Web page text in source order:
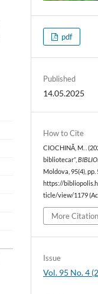
pdf
Published
14.05.2025
How to Cite
CIOCHINĂ, M. .
bibliotecar”,
Moldova, 95(4),
https://
ticle/view/1179
More
Issue
Vol. 95 No. 4